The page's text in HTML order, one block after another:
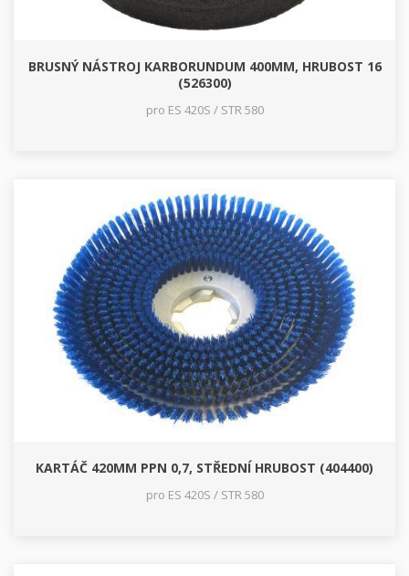
BRUSNÝ NÁSTROJ KARBORUNDUM 400MM, HRUBOST 16
(526300)
pro ES 420S / STR 580
KARTÁČ 420MM PPN 0,7, STŘEDNÍ HRUBOST (404400)
pro ES 420S / STR 580